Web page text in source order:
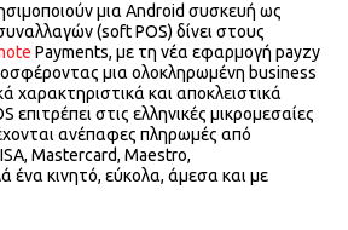
μια Android συσκευή ως
(soft POS) δίνει στους
Payments, με τη νέα εφαρμογή payzy
μια ολοκληρωμένη business
χαρακτηριστικά και αποκλειστικά
επιτρέπει στις ελληνικές μικρομεσαίες
ανέπαφες πληρωμές από
Mastercard, Maestro,
ένα κινητό, εύκολα, άμεσα και με